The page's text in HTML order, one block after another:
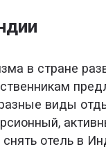
в стране
виды
отель в